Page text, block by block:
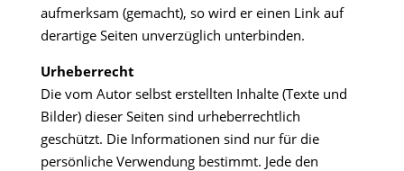
aufmerksam (gemacht), so wird er einen Link auf
derartige Seiten unverzüglich unterbinden.
Urheberrecht
Die vom Autor selbst erstellten Inhalte (Texte und
Bilder) dieser Seiten sind urheberrechtlich
geschützt. Die Informationen sind nur für die
persönliche Verwendung bestimmt. Jede den